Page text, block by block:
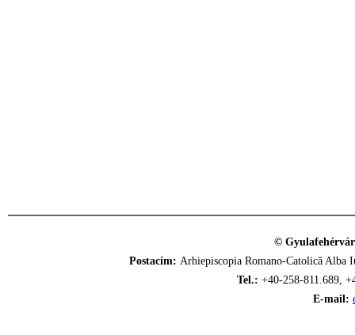
©
Postacím: Arhiepiscopia Romano-Catolică
Tel.: +40-258-811.689,
E-mail: